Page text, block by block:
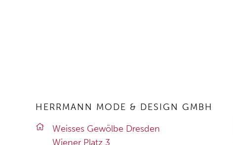
HERRMANN MODE & DESIGN GMBH
Weis­ses Ge­wöl­be Dres­den
Wie­ner Platz 3